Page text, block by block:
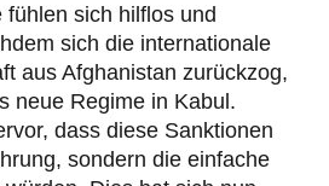
sich hilflos und
sich die internationale
aus Afghanistan zurückzog,
neue Regime in Kabul.
dass diese Sanktionen
sondern die einfache